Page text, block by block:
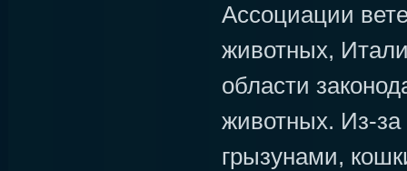
Ассоциации
животных,
области
животных. Из-
грызунами,